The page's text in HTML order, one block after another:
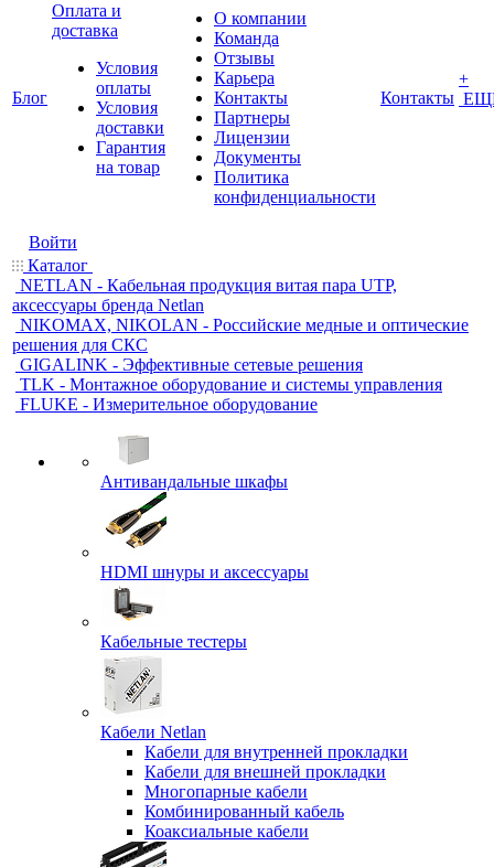
Блог
Оплата и
доставка
Условия
оплаты
Условия
доставки
Гарантия
на товар
О компании
Команда
Отзывы
Карьера
Контакты
Партнеры
Лицензии
Документы
Политика
конфиденциальности
Контакты
+
Войти
Каталог
NETLAN - Кабельная продукция витая пара UTP,
аксессуары бренда Netlan
NIKOMAX, NIKOLAN - Российские медные и оптические
решения для СКС
GIGALINK - Эффективные сетевые решения
TLK - Монтажное оборудование и системы управления
FLUKE - Измерительное оборудование
Антивандальные шкафы
HDMI шнуры и аксессуары
Кабельные тестеры
Кабели Netlan
Кабели для внутренней прокладки
Кабели для внешней прокладки
Многопарные кабели
Комбинированный кабель
Коаксиальные кабели